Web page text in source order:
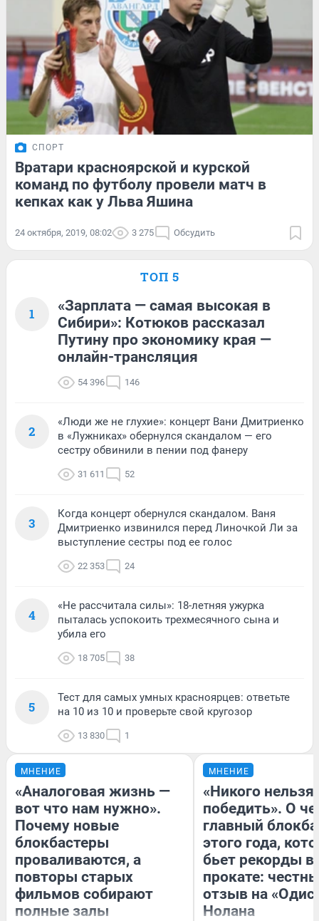
СПОРТ
Вратари красноярской и курской
команд по футболу провели матч в
кепках как у Льва Яшина
24 октября, 2019, 08:02 3 275 Обсудить
ТОП 5
1
«Зарплата — самая высокая в
Сибири»: Котюков рассказал
Путину про экономику края —
онлайн-трансляция
54 396 146
2
«Люди же не глухие»: концерт Вани Дмитриенко
в «Лужниках» обернулся скандалом — его
сестру обвинили в пении под фанеру
31 611 52
3
Когда концерт обернулся скандалом. Ваня
Дмитриенко извинился перед Линочкой Ли за
выступление сестры под ее голос
22 353 24
4
«Не рассчитала силы»: 18-летняя ужурка
пыталась успокоить трехмесячного сына и
убила его
18 705 38
5
Тест для самых умных красноярцев: ответьте
на 10 из 10 и проверьте свой кругозор
13 830 1
МНЕНИЕ
«Аналоговая жизнь —
вот что нам нужно».
Почему новые
блокбастеры
проваливаются, а
повторы старых
фильмов собирают
полные залы
МНЕНИЕ
«Никого нельзя
победить». О
главный
этого года,
бьет рекорды в
прокате:
отзыв на
Нолана